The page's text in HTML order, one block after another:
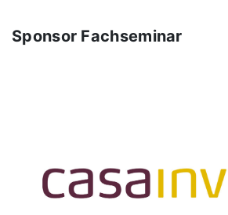
Sponsor Fachseminar